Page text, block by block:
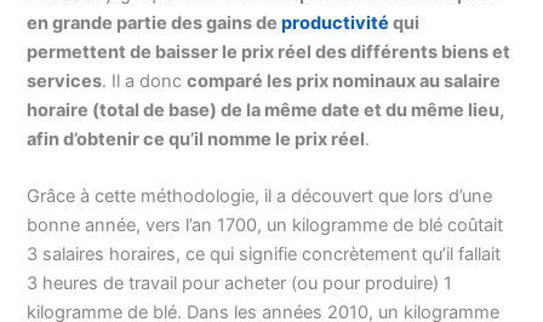
en grande partie des gains deproductivité qui
permettent de baisser le prix réel des différents biens et
services. Il a donccomparé les prix nominaux au salaire
horaire (total de base) de la même date et du même lieu,
afin d’obtenir ce qu’il nomme le prix réel.
Grâce à cette méthodologie, il a découvert que lors d’une
bonne année, vers l’an 1700, un kilogramme de blé coûtait
3 salaires horaires, ce qui signifie concrètement qu’il fallait
3 heures de travail pour acheter (ou pour produire) 1
kilogramme de blé. Dans les années 2010, un kilogramme